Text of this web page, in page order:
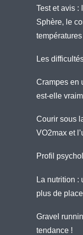
Test et avis :
Sphère, le
Les
Crampes en
est-elle
Courir sous
VO2max et
Profil
La nutrition :
plus de
Gravel
tendance !